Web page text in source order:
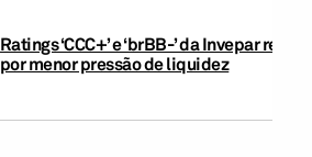
Ratings ‘CCC+’ e ‘brBB-’ da Invepar
por menor pressão de liquidez